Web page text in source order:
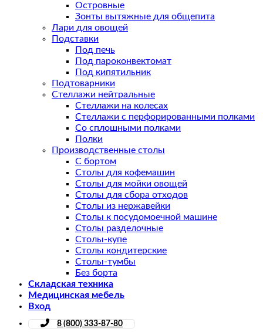
Островные
Зонты вытяжные для общепита
Лари для овощей
Подставки
Под печь
Под пароконвектомат
Под кипятильник
Подтоварники
Стеллажи нейтральные
Стеллажи на колесах
Стеллажи с перфорированными полками
Со сплошными полками
Полки
Производственные столы
С бортом
Столы для кофемашин
Столы для мойки овощей
Столы для сбора отходов
Столы из нержавейки
Столы к посудомоечной машине
Столы разделочные
Столы-купе
Столы кондитерские
Столы-тумбы
Без борта
Складская техника
Медицинская мебель
Вход
8 (800) 333-87-80